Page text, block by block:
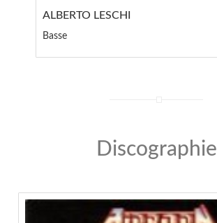
ALBERTO LESCHI
Basse
Discographie